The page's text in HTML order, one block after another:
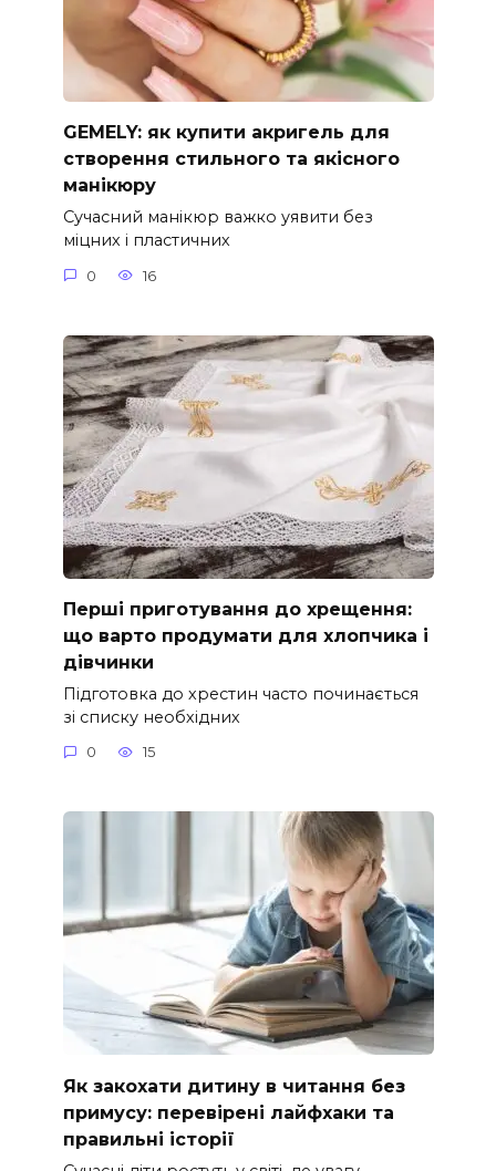
GEMELY: як купити акригель для
створення стильного та якісного
манікюру
Сучасний манікюр важко уявити без
міцних і пластичних
0 16
Перші приготування до хрещення:
що варто продумати для хлопчика і
дівчинки
Підготовка до хрестин часто починається
зі списку необхідних
0 15
Як закохати дитину в читання без
примусу: перевірені лайфхаки та
правильні історії